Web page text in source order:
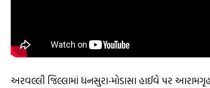
અરવલ્લી જિલ્લામાં ધનસુરા-મોડાસા હાઈવે પર